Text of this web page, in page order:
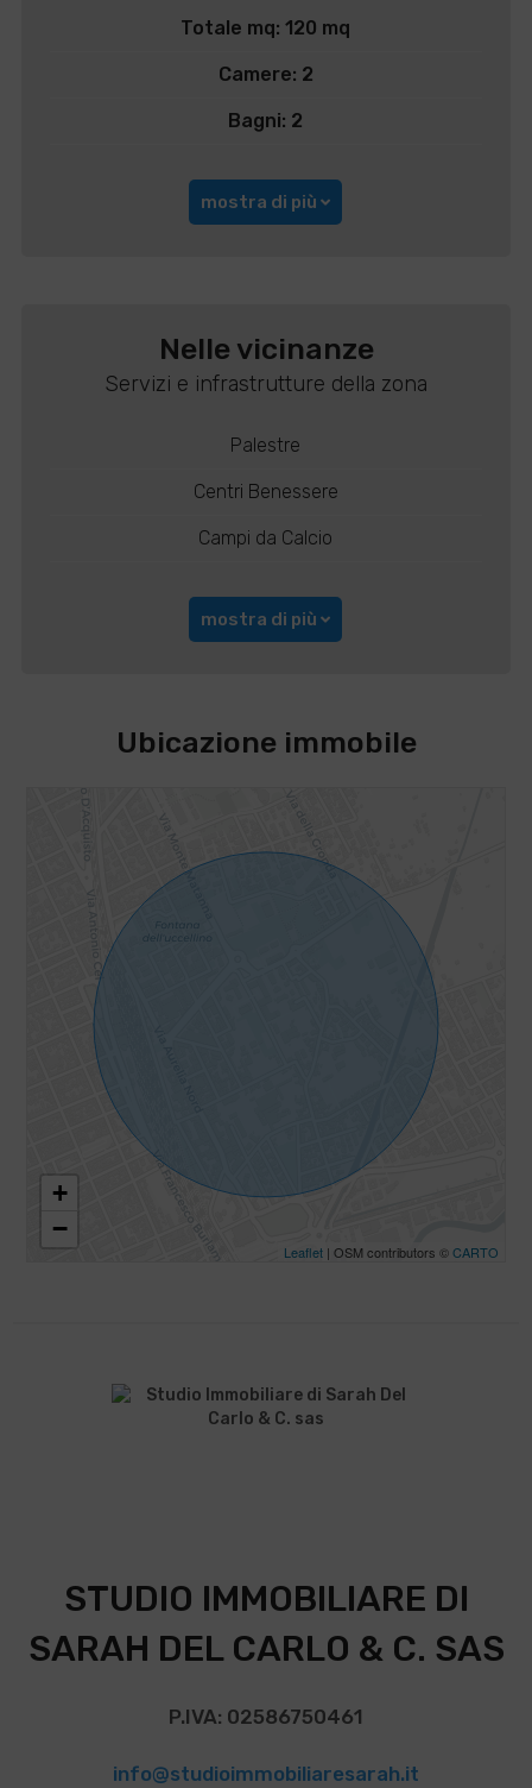
Totale mq: 120 mq
Camere: 2
Bagni: 2
mostra di più
Nelle vicinanze
Servizi e infrastrutture della zona
Palestre
Centri Benessere
Campi da Calcio
mostra di più
Ubicazione immobile
+
−
Leaflet | OSM contributors ©CARTO
STUDIO IMMOBILIARE DI
SARAH DEL CARLO & C. SAS
P.IVA: 02586750461
info@studioimmobiliaresarah.it